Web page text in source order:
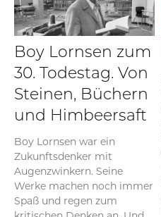
Boy Lornsen zum
30. Todestag. Von
Steinen, Büchern
und Himbeersaft
Boy Lornsen war ein
Zukunftsdenker mit
Augenzwinkern. Seine
Werke machen noch immer
Spaß und regen zum